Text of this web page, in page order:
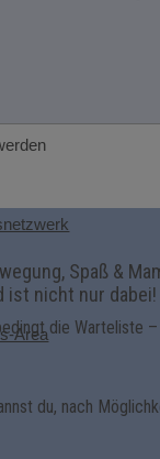
Area
Spaß &
ist nicht nur dabei!
die Warteliste
du, nach